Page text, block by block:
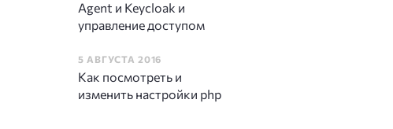
Agent и Keycloak и
управление доступом
5 АВГУСТА 2016
Как посмотреть и
изменить настройки php